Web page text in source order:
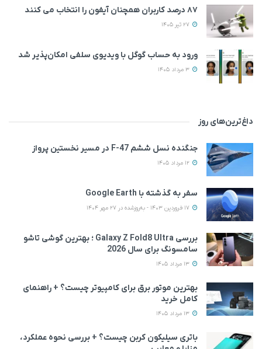
۸۷ درصد کاربران همچنان آیفون را انتخاب می‌ کنند
ورود به حساب گوگل با ویدیوی سلفی امکان‌پذیر شد
داغ‌ترین‌های روز
جنگنده نسل ششم F-47 در مسیر نخستین پرواز
سفر به گذشته با Google Earth
بررسی Galaxy Z Fold8 Ultra ؛ بهترین گوشی تاشو
سامسونگ برای سال 2026
بهترین موتور برق برای کامپیوتر چیست؟ + راهنمای
کامل خرید
باتری سیلیکون کربن چیست؟ + بررسی نحوه عملکرد،